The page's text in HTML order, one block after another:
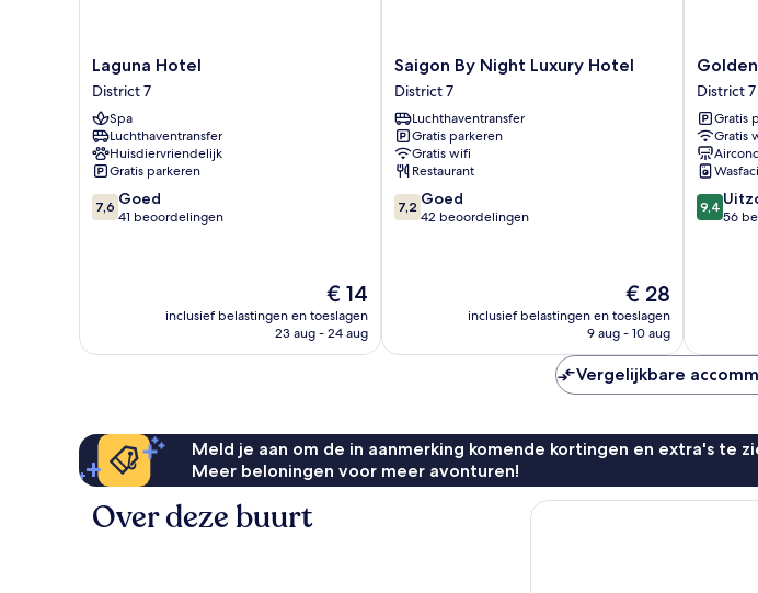
Laguna
Hotel
District
7
Laguna Hotel
District 7
Spa
Luchthaventransfer
Huisdiervriendelijk
Gratis parkeren
7.6
van
7,6 Goed
41 beoordelingen
De
prijs
is
€ 14
inclusief belastingen en toeslagen
23 aug - 24 aug
Saigon
By
Night
Luxury
Hotel
District
7
Saigon By Night Luxury Hotel
District 7
Luchthaventransfer
Gratis parkeren
Gratis wifi
Restaurant
7.2
van
7,2 Goed
42 beoordelingen
De
prijs
is
€ 28
inclusief belastingen en toeslagen
9 aug - 10 aug
Golden
Tree
Hotel
&
District
7
District 7
Gratis
Gratis
9.4
van
9,4
56
Vergelijkbare
Meld je aan om de in aanmerking komende kortingen en extra's te
Meer beloningen voor meer avonturen!
Over deze buurt